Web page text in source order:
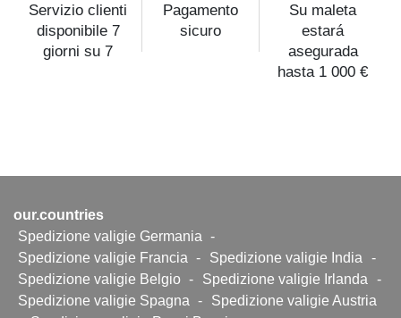
Servizio clienti
disponibile 7
giorni su 7
Pagamento
sicuro
Su maleta
estará
asegurada
hasta 1 000 €
our.countries
Spedizione valigie Germania
-
Spedizione valigie Francia
- Spedizione valigie India
-
Spedizione valigie Belgio - Spedizione valigie Irlanda
-
Spedizione valigie Spagna
-
Spedizione valigie Austria